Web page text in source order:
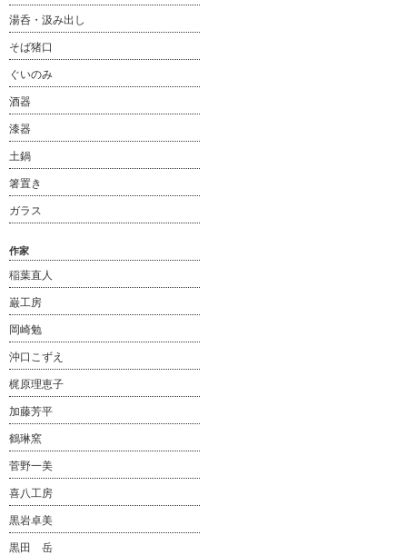
湯呑・汲み出し
そば猪口
ぐいのみ
酒器
漆器
土鍋
箸置き
ガラス
作家
稲葉直人
巌工房
岡崎勉
沖口こずえ
梶原理恵子
加藤芳平
鶴琳窯
菅野一美
喜八工房
黒岩卓美
黒田 岳